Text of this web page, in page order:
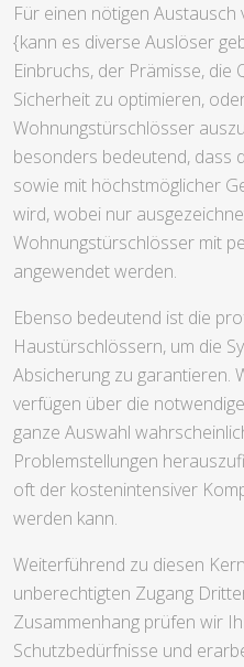
Für einen nötigen
{kann es diverse Auslöser
Einbruchs, der Prämisse,
Sicherheit zu optimieren,
Wohnungstürschlösser
besonders bedeutend, dass
sowie mit höchstmöglicher
wird, wobei nur
Wohnungstürschlösser mit
angewendet werden.
Ebenso bedeutend ist die
Haustürschlössern, um die
Absicherung zu garantieren.
verfügen über die
ganze Auswahl
Problemstellungen
oft der kostenintensiver
werden kann.
Weiterführend zu diesen
unberechtigten Zugang
Zusammenhang prüfen wir
Schutzbedürfnisse und